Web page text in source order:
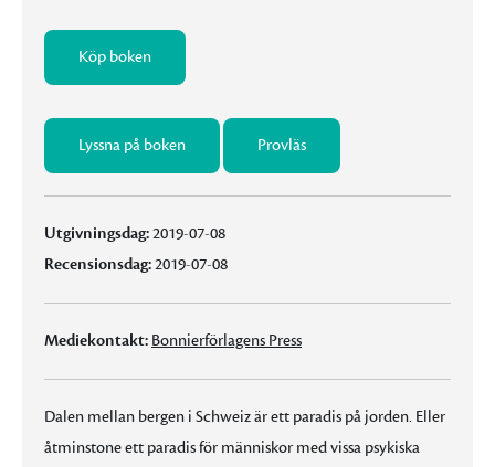
Köp boken
Lyssna på boken Provläs
Utgivningsdag:2019-07-08
Recensionsdag:2019-07-08
Mediekontakt: Bonnierförlagens Press
Dalen mellan bergen i Schweiz är ett paradis på jorden. Eller
åtminstone ett paradis för människor med vissa psykiska